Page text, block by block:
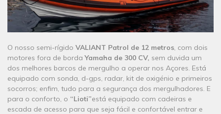
O nosso semi-rígido VALIANT Patrol de 12 metros, com dois
motores fora de bordaYamaha de 300 CV, sem duvida um
dos melhores barcos de mergulho a operar nos Açores. Está
equipado com sonda, d-gps, radar, kit de oxigénio e primeiros
socorros; enfim, tudo para a segurança dos mergulhadores. E
para o conforto, o “Lioti”está equipado com cadeiras e
escada de acesso para que seja fácil e confortável entrar e